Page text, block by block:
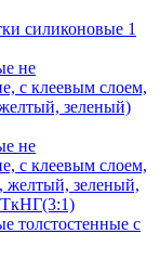
силиконовые 1
не
с клеевым слоем,
зеленый)
не
с клеевым слоем,
желтый, зеленый,
толстостенные с